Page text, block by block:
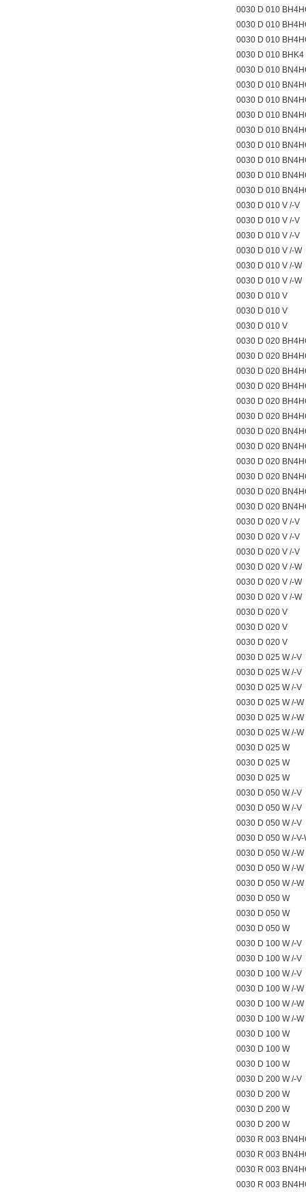
0030 D 010
0030 D 010
0030 D 010
0030 D 010 BHK4
0030 D 010
0030 D 010
0030 D 010
0030 D 010
0030 D 010
0030 D 010
0030 D 010
0030 D 010
0030 D 010
0030 D 010 V /-V
0030 D 010 V /-V
0030 D 010 V /-V
0030 D 010 V /-W
0030 D 010 V /-W
0030 D 010 V /-W
0030 D 010 V
0030 D 010 V
0030 D 010 V
0030 D 020
0030 D 020
0030 D 020
0030 D 020
0030 D 020
0030 D 020
0030 D 020
0030 D 020
0030 D 020
0030 D 020
0030 D 020
0030 D 020
0030 D 020 V /-V
0030 D 020 V /-V
0030 D 020 V /-V
0030 D 020 V /-W
0030 D 020 V /-W
0030 D 020 V /-W
0030 D 020 V
0030 D 020 V
0030 D 020 V
0030 D 025 W /-V
0030 D 025 W /-V
0030 D 025 W /-V
0030 D 025 W /-W
0030 D 025 W /-W
0030 D 025 W /-W
0030 D 025 W
0030 D 025 W
0030 D 025 W
0030 D 050 W /-V
0030 D 050 W /-V
0030 D 050 W /-V
0030 D 050 W /-
0030 D 050 W /-W
0030 D 050 W /-W
0030 D 050 W /-W
0030 D 050 W
0030 D 050 W
0030 D 050 W
0030 D 100 W /-V
0030 D 100 W /-V
0030 D 100 W /-V
0030 D 100 W /-W
0030 D 100 W /-W
0030 D 100 W /-W
0030 D 100 W
0030 D 100 W
0030 D 100 W
0030 D 200 W /-V
0030 D 200 W
0030 D 200 W
0030 D 200 W
0030 R 003
0030 R 003
0030 R 003
0030 R 003